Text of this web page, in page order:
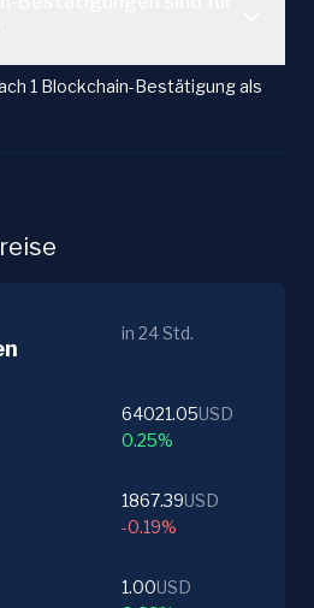
1 Blockchain-Bestätigung als
in 24 Std.
64021.05USD
0.25%
1867.39USD
-0.19%
1.00USD